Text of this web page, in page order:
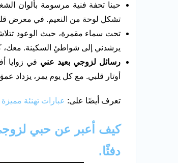
حبنا تحفة فنية مرسومة بألوان
تشكل لوحة من النعيم. في معرض
تحت سماء مقمرة، حيث الوعود
يرشدني إلى شواطئِ السكينة. معك،
رسائل لزوجي بعيد عني في زوايا
أوتار قلبي. مع كل يوم يمر، يزداد
تعرف أيضًا على: عبارات تهنئة
كيف أعبر عن حبي
دفئًا.